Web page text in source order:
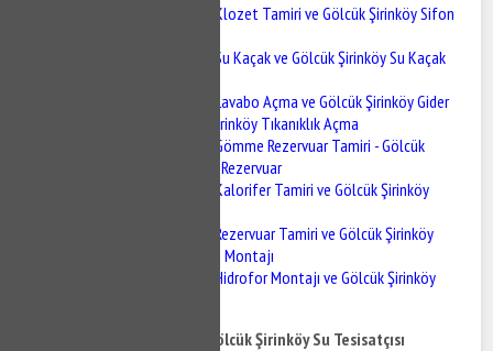
Gölcük Şirinköy Klozet Tamiri ve Gölcük Şirinköy Sifon
Gölcük Şirinköy Su Kaçak ve Gölcük Şirinköy Su Kaçak
Gölcük Şirinköy Lavabo Açma ve Gölcük Şirinköy Gider
Açma - Gölcük Şirinköy Tıkanıklık Açma
Gölcük Şirinköy Gömme Rezervuar Tamiri - Gölcük
Şirinköy Gömme Rezervuar
Gölcük Şirinköy Kalorifer Tamiri ve Gölcük Şirinköy
Gölcük Şirinköy Rezervuar Tamiri ve Gölcük Şirinköy
BUğur Mumcurya Montajı
Gölcük Şirinköy Hidrofor Montajı ve Gölcük Şirinköy
Gölcük Şirinköy Tesisatçı - Gölcük Şirinköy Su Tesisatçısı